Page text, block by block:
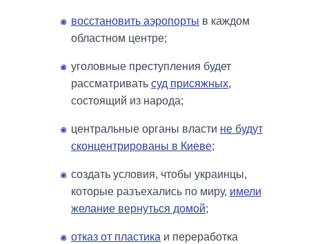
восстановить аэропорты в каждом
областном центре;
уголовные преступления будет
рассматривать суд присяжных,
состоящий из народа;
центральные органы власти не будут
сконцентрированы в Киеве;
создать условия, чтобы украинцы,
которые разъехались по миру, имели
желание вернуться домой;
отказ от пластика и переработка